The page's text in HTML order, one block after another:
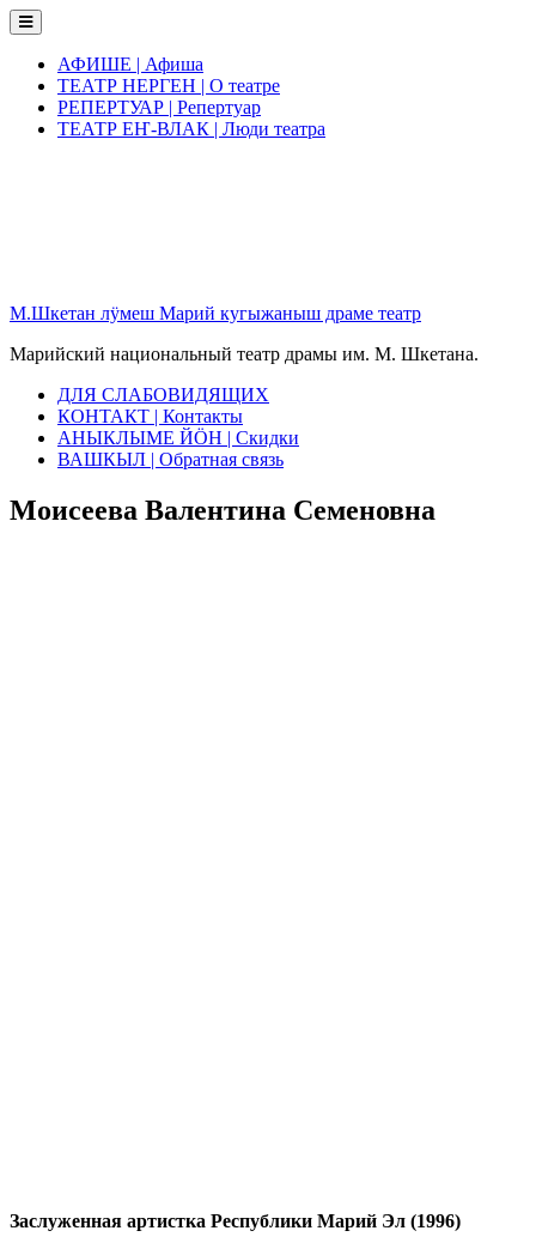
Skip
to
contentАФИШЕ | Афиша
ТЕАТР НЕРГЕН | О театре
РЕПЕРТУАР | Репертуар
ТЕАТР ЕҤ-ВЛАК | Люди театра
М.Шкетан лӱмеш Марий кугыжаныш драме театр
Марийский национальный театр драмы им. М. Шкетана.
ДЛЯ СЛАБОВИДЯЩИХ
КОНТАКТ | Контакты
АНЫКЛЫМЕ ЙӦН | Скидки
ВАШКЫЛ | Обратная связь
Моисеева Валентина Семеновна
Заслуженная артистка Республики Марий Эл (1996)